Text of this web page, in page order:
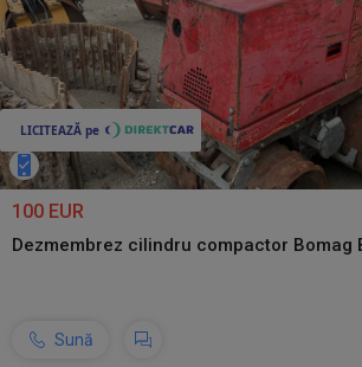
100 EUR
Dezmembrez cilindru compactor Bomag
Sună